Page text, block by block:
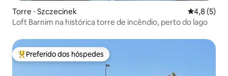
Torre ⋅ Szczecinek 4,8 de
4,8 (5)
Loft Barnim na histórica torre de incêndio, perto do lago
Entre os melhores preferidos dos hóspedes
Preferido dos hóspedes